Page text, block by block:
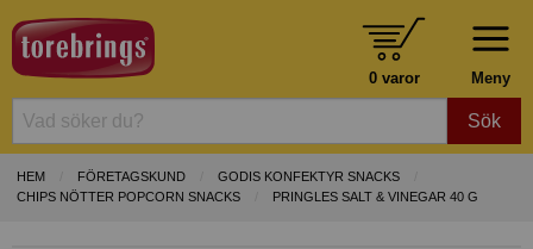
Meny
0 varor
Sök
HEM FÖRETAGSKUND
GODIS KONFEKTYR SNACKS
CHIPS NÖTTER POPCORN SNACKS
PRINGLES SALT & VINEGAR 40 G